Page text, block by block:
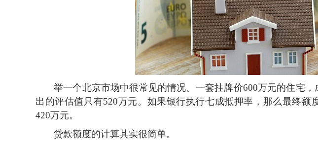
举一个北京市场中很常见的情况。一套挂牌价600万元的住宅
出的评估值只有520万元。如果银行执行七成抵押率，那么最终额
420万元。
贷款额度的计算其实很简单。